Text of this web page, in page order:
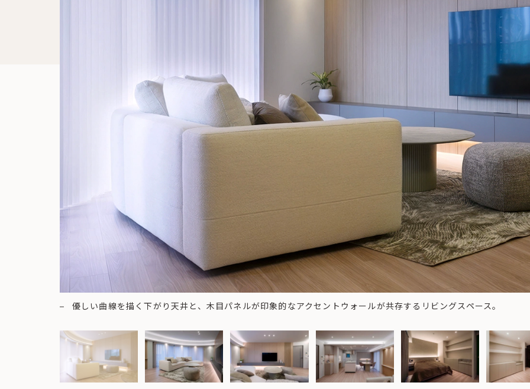
優しい曲線を描く下がり天井と、木目パネルが印象的なアクセントウォールが共存するリビングスペース。